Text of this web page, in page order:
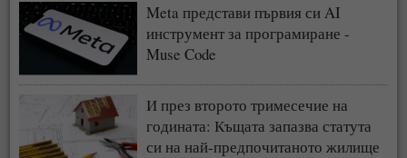
Meta представи първия си AI
инструмент за програмиране -
Muse Code
И през второто тримесечие на
годината: Къщата запазва статута
си на най-предпочитаното жилище